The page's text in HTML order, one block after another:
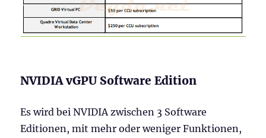
NVIDIA vGPU Software Edition
Es wird bei NVIDIA zwischen 3 Software
Editionen, mit mehr oder weniger Funktionen,